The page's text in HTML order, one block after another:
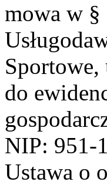
mowa w §
Sportowe,
do
NIP: 951-
Ustawa o